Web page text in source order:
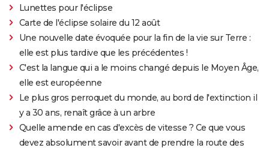
Lunettes pour l'éclipse
Carte de l'éclipse solaire du 12 août
Une nouvelle date évoquée pour la fin de la vie sur Terre :
elle est plus tardive que les précédentes !
C'est la langue qui a le moins changé depuis le Moyen Âge,
elle est européenne
Le plus gros perroquet du monde, au bord de l'extinction il
y a 30 ans, renaît grâce à un arbre
Quelle amende en cas d'excès de vitesse ? Ce que vous
devez absolument savoir avant de prendre la route des